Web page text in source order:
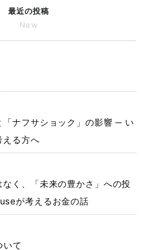
最近の投稿
New
「ナフサショック」の影響 ─ い
える方へ
なく、「未来の豊かさ」への投
が考えるお金の話
いて